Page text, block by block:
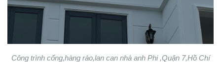
Công trình cổng,hàng rào,lan can nhà anh Phi ,Quận 7,Hồ Chí